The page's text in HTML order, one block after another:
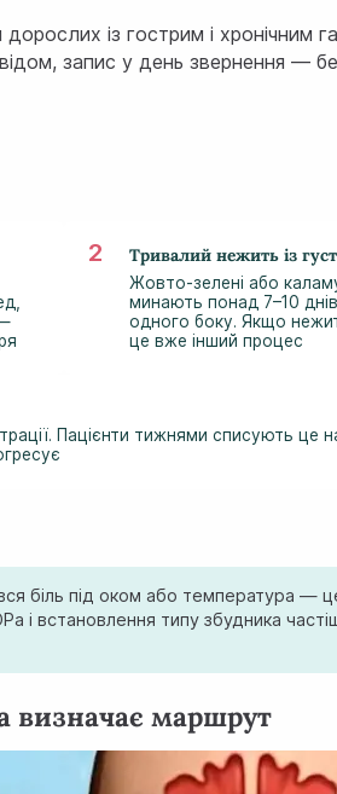
із гострим і хронічним
запис у день звернення —
Тривалий нежить із
Жовто-зелені або
минають понад 7–10
одного боку. Якщо
це вже інший процес
Пацієнти тижнями списують це на
біль під оком або температура —
і встановлення типу збудника
визначає маршрут